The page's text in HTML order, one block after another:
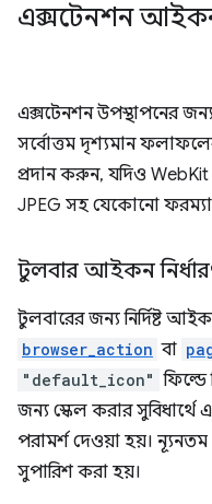
এক্সটেনশন
এক্সটেনশন উপস্থাপনের
সর্বোত্তম দৃশ্যমান
প্রদান করুন, যদিও WebKit
JPEG সহ যেকোনো
টুলবার আইকন
টুলবারের জন্য নির্দিষ্ট
browser_action বা
"default_icon"
জন্য স্কেল করার
পরামর্শ দেওয়া হয়।
সুপারিশ করা হয়।